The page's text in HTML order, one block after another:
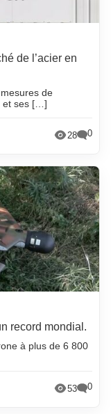
de l’acier en
de
et ses […]
28 0
record mondial.
à plus de 6 800
53 0